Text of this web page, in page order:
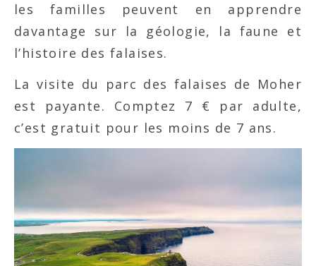
les familles peuvent en apprendre
davantage sur la géologie, la faune et
l’histoire des falaises.
La visite du parc des falaises de Moher
est payante. Comptez 7 € par adulte,
c’est gratuit pour les moins de 7 ans.